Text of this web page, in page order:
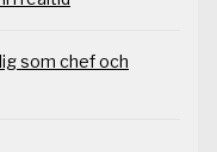
som chef och